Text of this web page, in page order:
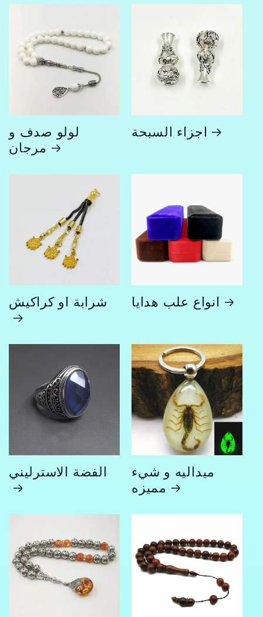
لولو صدف و
مرجان اجزاء السبحة
شرابة او كراكيش انواع علب هدايا
الفضة الاسترليني ميداليه و شيء
مميزه